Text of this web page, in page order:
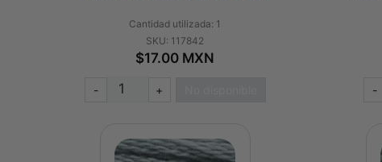
Cantidad utilizada: 1
SKU: 117842
$17.00 MXN
- + -